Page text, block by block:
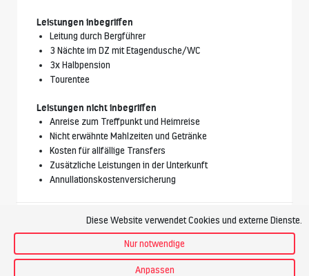
Leistungen inbegriffen
Leitung durch Bergführer
3 Nächte im DZ mit Etagendusche/WC
3x Halbpension
Tourentee
Leistungen nicht inbegriffen
Anreise zum Treffpunkt und Heimreise
Nicht erwähnte Mahlzeiten und Getränke
Kosten für allfällige Transfers
Zusätzliche Leistungen in der Unterkunft
Annullationskostenversicherung
Vorgesehener Bergführer
Diese Website verwendet Cookies und externe Dienste.
Nur notwendige
Anpassen